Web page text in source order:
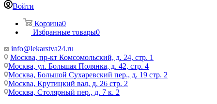
Войти
Корзина0
Избранные товары0
info@lekarstva24.ru
Москва, пр-кт Комсомольский, д. 24, стр. 1
Москва, ул. Большая Полянка, д. 42, стр. 4
Москва, Большой Сухаревский пер., д. 19 стр. 2
Москва, Крутицкий вал, д. 26 стр. 2
Москва, Столярный пер., д. 7 к. 2